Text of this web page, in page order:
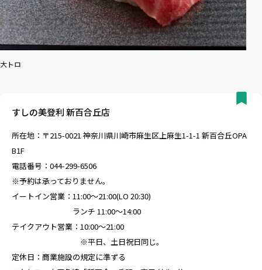
大トロ
すしの美登利 新百合丘店
所在地：〒215-0021 神奈川県川崎市麻生区上麻生1-1-1 新百合丘OPA
B1F
電話番号：044-299-6506
※予約は承っておりません。
イートイン営業：11:00～21:00(LO 20:30)
ランチ 11:00～14:00
テイクアウト営業：10:00～21:00
※平日、土日祝日同じ。
定休日：商業施設の規定に準ずる